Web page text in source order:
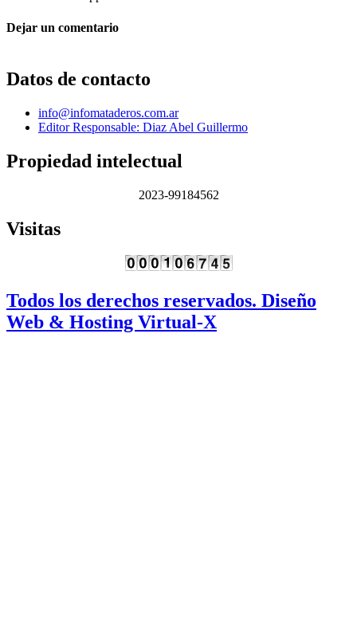
Dejar un comentario
Datos de contacto
info@infomataderos.com.ar
Editor Responsable: Diaz Abel Guillermo
Propiedad intelectual
2023-99184562
Visitas
Todos los derechos reservados. Diseño
Web & Hosting Virtual-X